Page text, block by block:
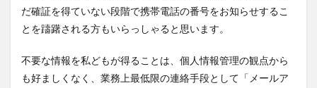
だ確証を得ていない段階で携帯電話の番号をお知らせするこ
とを躊躇される方もいらっしゃると思います。
不要な情報を私どもが得ることは、個人情報管理の観点から
も好ましくなく、業務上最低限の連絡手段として「メールア